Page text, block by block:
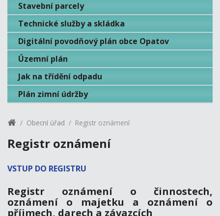
Stavební parcely
Technické služby a skládka
Digitální povodňový plán obce Opatov
Územní plán
Jak na třídění odpadu
Plán zimní údržby
Obecní úřad Registr oznámení
Registr oznámení
VSTUP DO REGISTRU
Registr oznámení o činnostech,
oznámení o majetku a oznámení o
příjmech, darech a závazcích